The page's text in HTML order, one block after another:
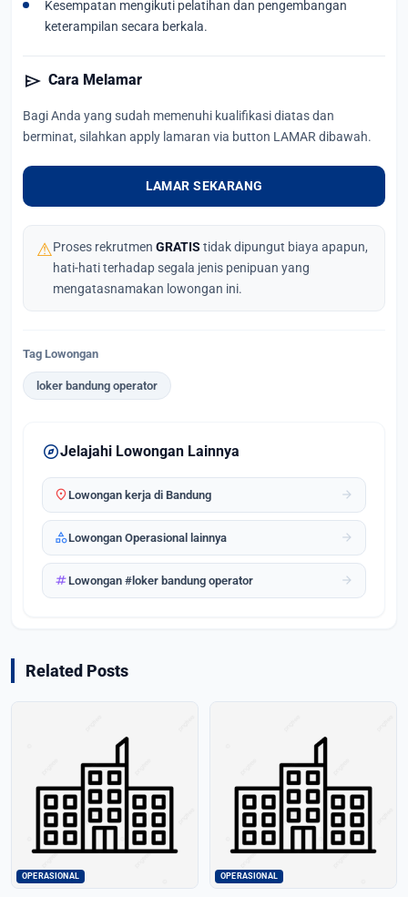
Kesempatan mengikuti pelatihan dan pengembangan
keterampilan secara berkala.
send Cara Melamar
Bagi Anda yang sudah memenuhi kualifikasi diatas dan
berminat, silahkan apply lamaran via button LAMAR dibawah.
LAMAR SEKARANG
⚠Proses rekrutmen GRATIS tidak dipungut biaya apapun,
hati-hati terhadap segala jenis penipuan yang
mengatasnamakan lowongan ini.
Tag Lowongan
loker bandung operator
exploreJelajahi Lowongan Lainnya
location_onLowongan kerja di Bandung arrow_forward
categoryLowongan Operasional lainnya arrow_forward
tagLowongan #loker bandung operator arrow_forward
Related Posts
OPERASIONAL OPERASIONAL